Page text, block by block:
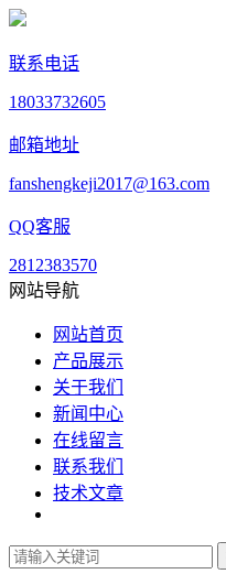
联系电话
18033732605
邮箱地址
fanshengkeji2017@163.com
QQ客服
2812383570
网站导航
网站首页
产品展示
关于我们
新闻中心
在线留言
联系我们
技术文章